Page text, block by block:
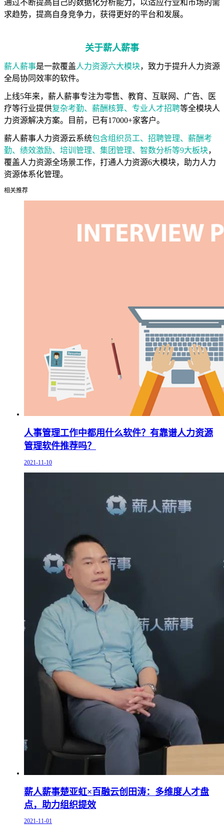
通过不断提高自己的数据化分析能力，以适应行业和市场的需
求趋势，提高自身竞争力，获得更好的平台和发展。
关于薪人薪事
薪人薪事是一款覆盖人力资源六大模块，致力于提升人力资源
全局协同效率的软件。
上线5年来，薪人薪事专注为零售、教育、互联网、广告、医
疗等行业提供复杂考勤、薪酬核算、专业人才招聘等全模块人
力资源解决方案。目前，已有17000+家客户。
薪人薪事人力资源云系统包含组织员工、招聘管理、薪酬考
勤、绩效激励、培训管理、集团管理、智数分析等9大板块，
覆盖人力资源全场景工作，打通人力资源6大模块，助力人力
资源体系化管理。
相关推荐
人事管理工作中都用什么软件？有靠谱人力资源
管理软件推荐吗？
2021-11-10
薪人薪事楚亚虹×百融云创田涛：多维度人才盘
点，助力组织提效
2021-11-01